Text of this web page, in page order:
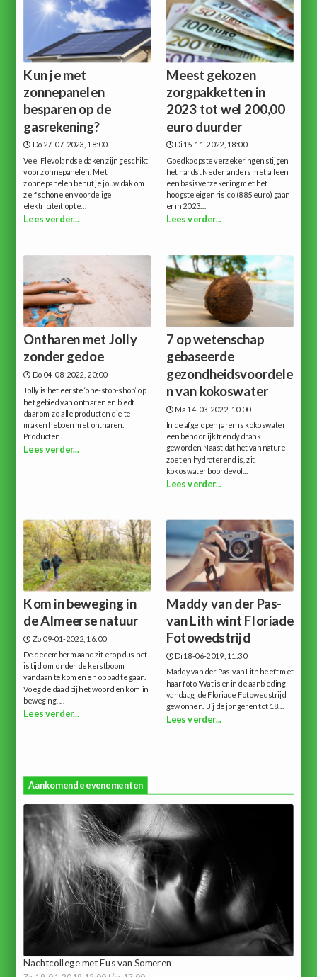
Kun je met
zonnepanelen
besparen op de
gasrekening?
Do 27-07-2023, 18:00
Veel Flevolandse daken zijn geschikt
voor zonnepanelen. Met
zonnepanelen benut je jouw dak om
zelf schone en voordelige
elektriciteit op te...
Lees verder...
Meest gekozen
zorgpakketten in
2023 tot wel 200,00
euro duurder
Di 15-11-2022, 18:00
Goedkoopste verzekeringen stijgen
het hardst Nederlanders met alleen
een basisverzekering met het
hoogste eigen risico (885 euro) gaan
er in 2023...
Lees verder...
Ontharen met Jolly
zonder gedoe
Do 04-08-2022, 20:00
Jolly is het eerste ‘one-stop-shop’ op
het gebied van ontharen en biedt
daarom zo alle producten die te
maken hebben met ontharen.
Producten...
Lees verder...
7 op wetenschap
gebaseerde
gezondheidsvoordele
n van kokoswater
Ma 14-03-2022, 10:00
In de afgelopen jaren is kokoswater
een behoorlijk trendy drank
geworden.Naast dat het van nature
zoet en hydraterend is, zit
kokoswater boordevol...
Lees verder...
Kom in beweging in
de Almeerse natuur
Zo 09-01-2022, 16:00
De decembermaand zit erop dus het
is tijd om onder de kerstboom
vandaan te komen en op pad te gaan.
Voeg de daad bij het woord en kom in
beweging!...
Lees verder...
Maddy van der Pas-
van Lith wint Floriade
Fotowedstrijd
Di 18-06-2019, 11:30
Maddy van der Pas-van Lith heeft met
haar foto 'Wat is er in de aanbieding
vandaag' de Floriade Fotowedstrijd
gewonnen. Bij de jongeren tot 18...
Lees verder...
Aankomende evenementen
Nachtcollege met Eus van Someren